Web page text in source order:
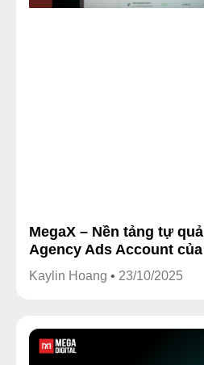
MegaX – Nền tảng tự
Agency Ads Account của
Kaylin Hoang 23/10/2025